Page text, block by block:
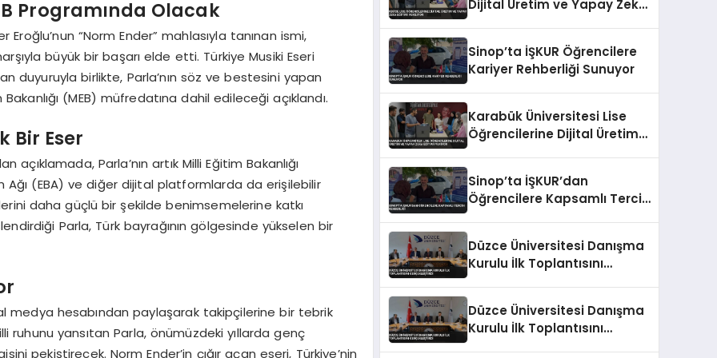
Programında Olacak
Eroğlu’nun “Norm Ender” mahlasıyla tanınan ismi,
büyük bir başarı elde etti. Türkiye Musiki Eseri
duyuruyla birlikte, Parla’nın söz ve bestesini yapan
Bakanlığı (MEB) müfredatına dahil edileceği açıklandı.
Bir Eser
açıklamada, Parla’nın artık Milli Eğitim Bakanlığı
Ağı (EBA) ve diğer dijital platformlarda da erişilebilir
daha güçlü bir şekilde benimsemelerine katkı
Parla, Türk bayrağının gölgesinde yükselen bir
medya hesabından paylaşarak takipçilerine bir tebrik
ruhunu yansıtan Parla, önümüzdeki yıllarda genç
pekiştirecek. Norm Ender’in çığır açan eseri, Türkiye’nin
Dijital Üretim ve Yapay Zeka
Sinop’ta İŞKUR Öğrencilere
Kariyer Rehberliği Sunuyor
Karabük Üniversitesi Lise
Öğrencilerine Dijital Üretim
Sinop’ta İŞKUR’dan
Öğrencilere Kapsamlı Tercih
Düzce Üniversitesi Danışma
Kurulu İlk Toplantısını
Düzce Üniversitesi Danışma
Kurulu İlk Toplantısını